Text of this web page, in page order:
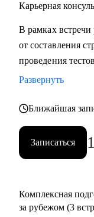
• консультирую
• с подготовкой к
Кому могу помочь:
• проконсультирую
• помогаю всем со
Карьерная
В рамках
от составления
проведения
Развернуть
Ближайшая
Записаться
Комплексная
за рубежом (3